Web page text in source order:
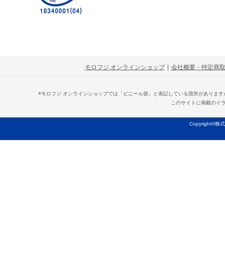
モロフジ オンラインショップ 会社概要・特定商
※モロフジ オンラインショップでは「ビニール袋」と表記している箇所がありま
このサイトに掲載のイ
Copyright©株